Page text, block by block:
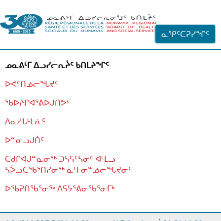
ᓇᕿᑦᑕᕈᓯᖏᑦ
ᓄᓇᕕᒻᒥ ᐃᓗᓯᓕᕆᔩᑦ ᑲᑎᒪᔨᖏᑦ
ᐅᕙᑦᑎᓅᓕᖓᔪᑦ
ᖃᐅᔨᒋᐊᕐᕕᐅᒍᑎᕗᑦ
ᐱᓇᓱᒐᒻᒪᕇᑦ
ᐅᓐᓂᓗᒍᑏᑦ
ᑕᑯᒋᐊᒍᓐᓇᓂᖅ ᑐᓴᕋᑦᓴᓂᑦ ᐊᒻᒪᓗ
ᓴᐴᓗᑕᖃᕐᑎᓯᓂᖅ ᓇᒻᒥᓂᓐᓅᓕᖓᔪᓂᑦ
ᐅᖃᕈᑎᖃᕐᓂᖅ ᐱᕋᔭᕐᕕᓂᖃᕐᓂᒥᒃ
ᒫᓂᑉᐳᑎᑦ